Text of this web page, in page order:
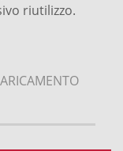
riutilizzo.